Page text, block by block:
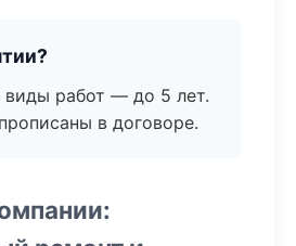
работ — до 5 лет.
в договоре.